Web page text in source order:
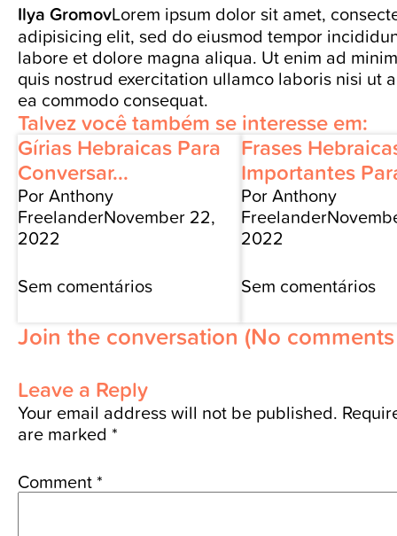
Ilya GromovLorem ipsum dolor sit amet,
adipisicing elit, sed do eiusmod tempor
labore et dolore magna aliqua. Ut enim ad
quis nostrud exercitation ullamco laboris nisi ut
ea commodo consequat.
Talvez você também se interesse em:
Gírias Hebraicas Para
Conversar...
Por Anthony
FreelanderNovember 22,
2022
Sem comentários
Frases
Importantes
Por Anthony
Freelander
2022
Sem comentários
Join the conversation (No
Leave a Reply
Your email address will not be published.
are marked *
Comment *